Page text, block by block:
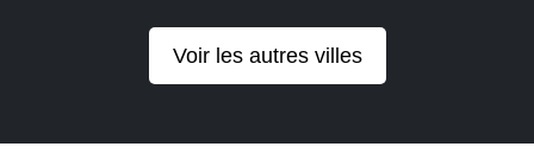
Voir les autres villes